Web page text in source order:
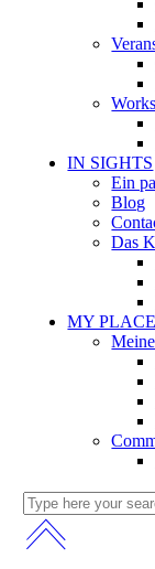
IN SIGHTS
Ein
Blog
Das
MY PLACE